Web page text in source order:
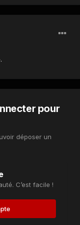
pour
déposer un
C’est facile !